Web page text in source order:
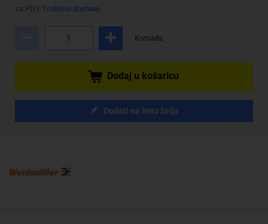
sa PDV Troškovi dostave
Komada
Dodaj u košaricu
Dodati na listu želja